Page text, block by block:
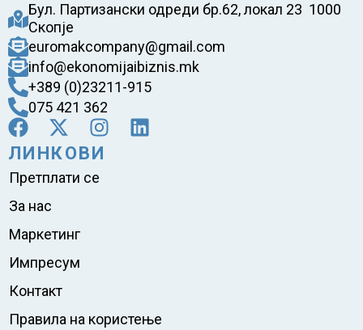
Бул. Партизански одреди бр.62, локал 23 1000
Скопје
euromakcompany@gmail.com
info@ekonomijaibiznis.mk
+389 (0)23211-915
075 421 362
ЛИНКОВИ
Претплати се
За нас
Маркетинг
Импресум
Контакт
Правила на користење